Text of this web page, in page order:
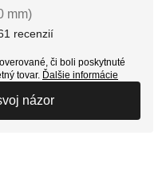
mm)
recenzií
či boli poskytnuté
tovar. Ďalšie informácie
názor